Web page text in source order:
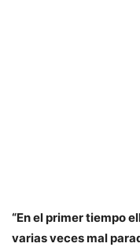
“En el primer tiempo
varias veces mal